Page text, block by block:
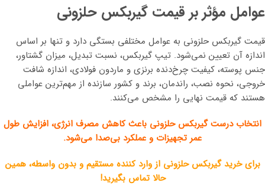
عوامل مؤثر بر قیمت گیربکس حلزونی
قیمت گیربکس حلزونی به عوامل مختلفی بستگی دارد و تنها بر اساس
اندازه آن تعیین نمی‌شود. تیپ گیربکس، نسبت تبدیل، میزان گشتاور،
جنس پوسته، کیفیت چرخ‌دنده برنزی و ماردون فولادی، اندازه شافت
خروجی، نحوه نصب، راندمان، برند و کشور سازنده از مهم‌ترین عواملی
هستند که قیمت نهایی را مشخص می‌کنند.
انتخاب درست گیربکس حلزونی باعث کاهش مصرف انرژی، افزایش طول
عمر تجهیزات و عملکرد بی‌صدا می‌شود.
برای خرید گیربکس حلزونی از وارد کننده مستقیم و بدون واسطه، همین
حالا تماس بگیرید!